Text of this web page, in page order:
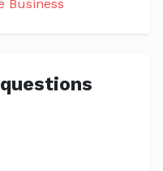
Business